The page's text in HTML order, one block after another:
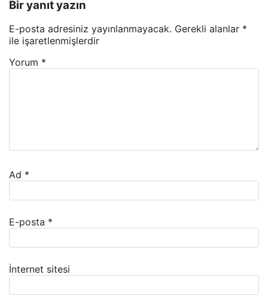
Bir yanıt yazın
E-posta adresiniz yayınlanmayacak. Gerekli alanlar *
ile işaretlenmişlerdir
Yorum *
Ad *
E-posta *
İnternet sitesi